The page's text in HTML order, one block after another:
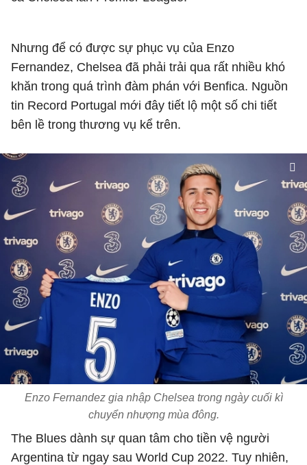
Nhưng để có được sự phục vụ của Enzo
Fernandez, Chelsea đã phải trải qua rất nhiều khó
khăn trong quá trình đàm phán với Benfica. Nguồn
tin Record Portugal mới đây tiết lộ một số chi tiết
bên lề trong thương vụ kể trên.
Enzo Fernandez gia nhập Chelsea trong ngày cuối kì
chuyển nhượng mùa đông.
The Blues dành sự quan tâm cho tiền vệ người
Argentina từ ngay sau World Cup 2022. Tuy nhiên,